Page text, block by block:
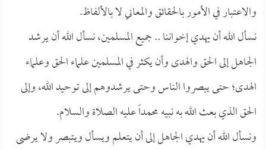
والاعتبار في الأمور بالحقائق والمعاني لا بالألفاظ.
نسأل الله أن يهدي إخواننا .. جميع المسلمين، نسأل الله أن يرشد
الجاهل إلى الحق والهدى وأن يكثر في المسلمين علماء الحق وعلماء
الهدى؛ حتى يبصروا الناس وحتى يرشدوهم إلى توحيد الله، وإلى
الحق الذي بعث الله به نبيه محمداً عليه الصلاة والسلام.
ونسأل الله أن يهدي الجاهل إلى أن يتعلم ويسأل ويتبصر ولا يرضى